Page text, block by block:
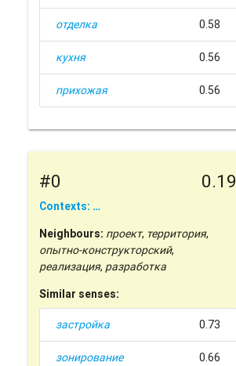
отделка 0.58
кухня 0.56
прихожая 0.56
#0 0.19
Contexts: …
Neighbours: проект, территория,
опытно-конструкторский,
реализация, разработка
Similar senses:
застройка 0.73
зонирование 0.66